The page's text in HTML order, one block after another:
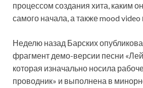
процессом создания хита, каким
самого начала, а также mood video
Неделю назад Барских
фрагмент демо-версии песни
которая изначально носила
проводник» и выполнена в